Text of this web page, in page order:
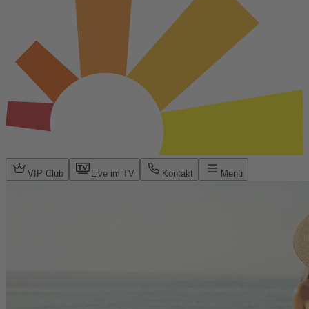
VIP Club Live im TV Kontakt Menü